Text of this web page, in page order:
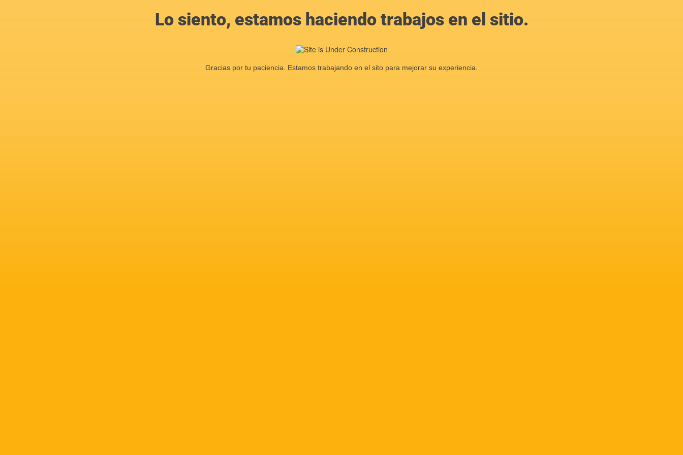
Lo siento, estamos haciendo trabajos en el sitio.
Gracias por tu paciencia. Estamos trabajando en el sito para mejorar su experiencia.